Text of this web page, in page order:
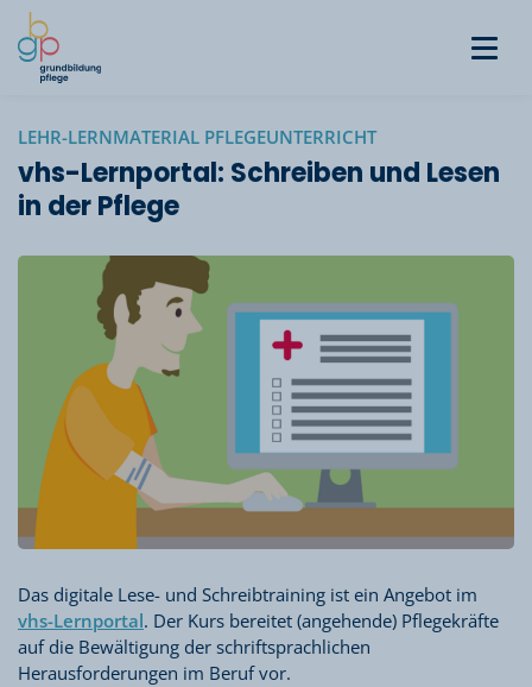
LEHR-LERNMATERIAL PFLEGEUNTERRICHT
vhs-Lernportal: Schreiben und Lesen
in der Pflege
Das digitale Lese- und Schreibtraining ist ein Angebot im
vhs-Lernportal. Der Kurs bereitet (angehende) Pflegekräfte
auf die Bewältigung der schriftsprachlichen
Herausforderungen im Beruf vor.